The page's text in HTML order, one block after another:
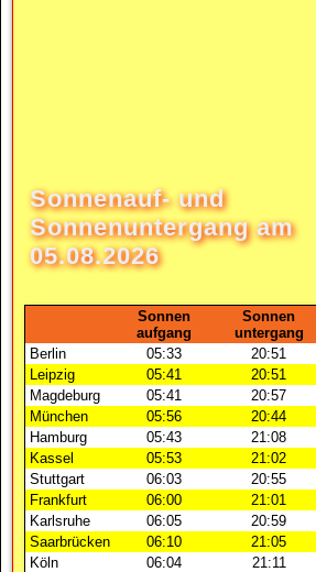
Sonnenauf- und
Sonnenuntergang am
05.08.2026
Sonnen
aufgang
Sonnen
untergang
Berlin
05:33
20:51
Leipzig
05:41
20:51
Magdeburg
05:41
20:57
München
05:56
20:44
Hamburg
05:43
21:08
Kassel
05:53
21:02
Stuttgart
06:03
20:55
Frankfurt
06:00
21:01
Karlsruhe
06:05
20:59
Saarbrücken
06:10
21:05
Köln
06:04
21:11